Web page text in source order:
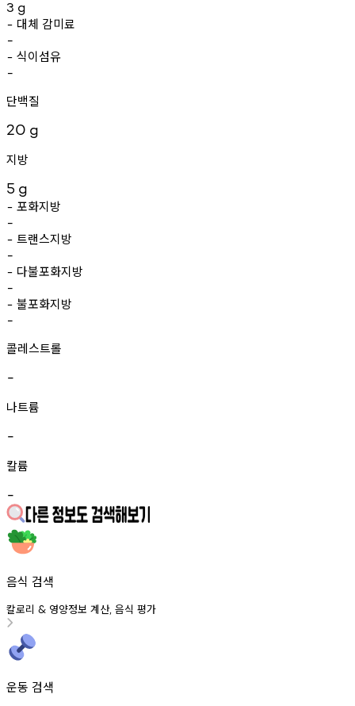
3 g
- 대체 감미료
-
- 식이섬유
-
단백질
20 g
지방
5 g
- 포화지방
-
- 트랜스지방
-
- 다불포화지방
-
- 불포화지방
-
콜레스트롤
-
나트륨
-
칼륨
-
음식 검색
칼로리 & 영양정보 계산, 음식 평가
운동 검색